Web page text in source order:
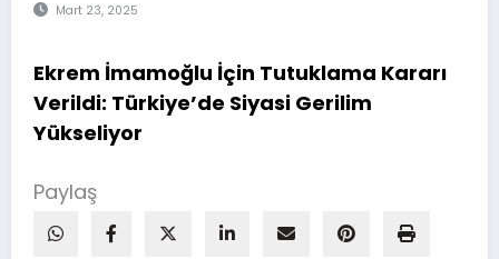
Mart 23, 2025
Ekrem İmamoğlu İçin Tutuklama Kararı
Verildi: Türkiye’de Siyasi Gerilim
Yükseliyor
Paylaş